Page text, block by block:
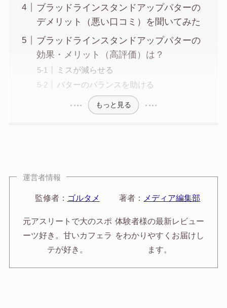
ブラッドラインスタンドアップパターの
デメリット（悪い口コミ）を聞いてみた
ブラッドラインスタンドアップパターの
効果・メリット（高評価）は？
ミスが減らせる
パターのバランスを助ける
もっと見る
運営者情報
監修者： ゴルタメ
元アスリートで大のスポ
ーツ好き。甘いカフェラ
テが好き。
著者： メディア編集部
体験者様の最新レビュー
をわかりやすくお届けし
ます。